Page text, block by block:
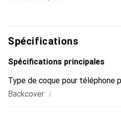
ses produits de haute qualité,
choix fiable pour une clientèle
Spécifications
Spécifications principales
Type de coque pour téléphone
Backcover i